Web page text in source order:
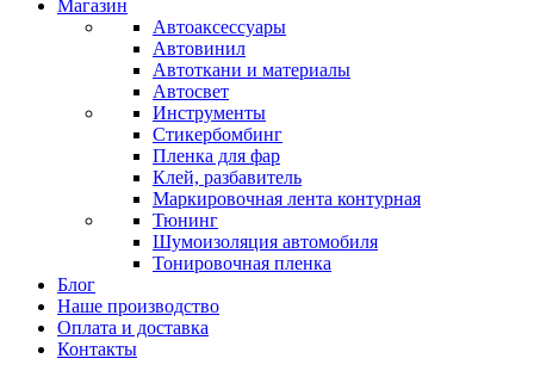
Магазин
Автоаксессуары
Автовинил
Автоткани и материалы
Автосвет
Инструменты
Стикербомбинг
Пленка для фар
Клей, разбавитель
Маркировочная лента контурная
Тюнинг
Шумоизоляция автомобиля
Тонировочная пленка
Блог
Наше производство
Оплата и доставка
Контакты